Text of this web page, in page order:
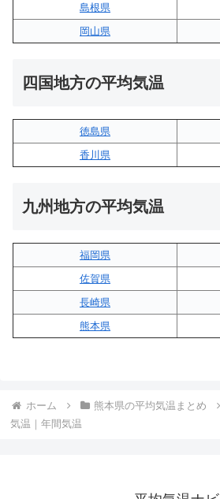
島根県
岡山県
四国地方の平均気温
徳島県
香川県
九州地方の平均気温
福岡県
佐賀県
長崎県
熊本県
ホーム 熊本県の平均気温まとめ
気温｜年間気温